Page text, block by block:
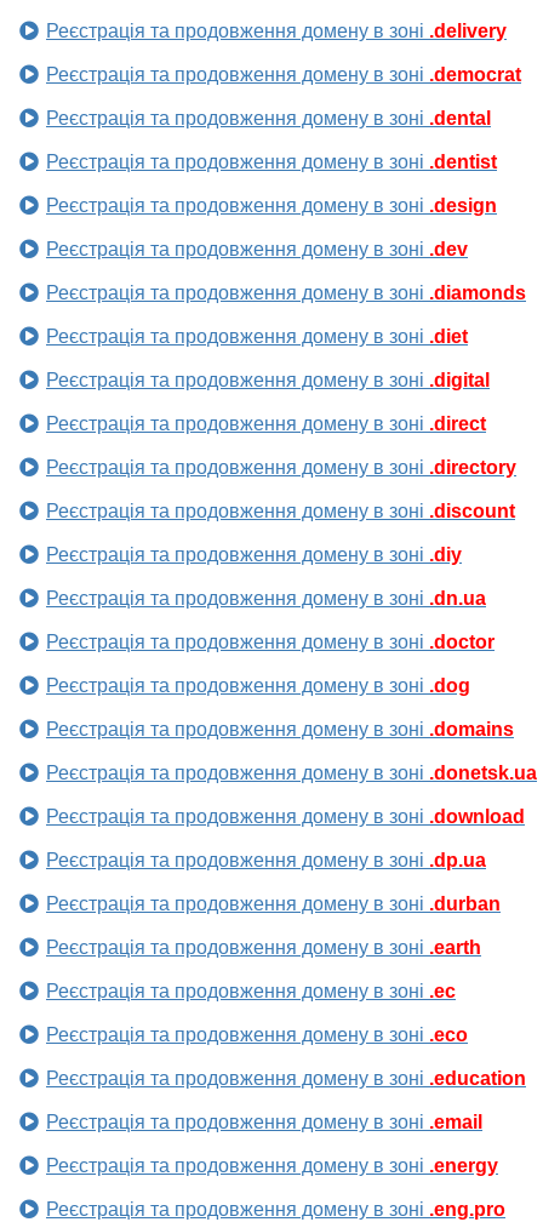
Реєстрація та продовження домену в зоні .delivery
Реєстрація та продовження домену в зоні .democrat
Реєстрація та продовження домену в зоні .dental
Реєстрація та продовження домену в зоні .dentist
Реєстрація та продовження домену в зоні .design
Реєстрація та продовження домену в зоні .dev
Реєстрація та продовження домену в зоні .diamonds
Реєстрація та продовження домену в зоні .diet
Реєстрація та продовження домену в зоні .digital
Реєстрація та продовження домену в зоні .direct
Реєстрація та продовження домену в зоні .directory
Реєстрація та продовження домену в зоні .discount
Реєстрація та продовження домену в зоні .diy
Реєстрація та продовження домену в зоні .dn.ua
Реєстрація та продовження домену в зоні .doctor
Реєстрація та продовження домену в зоні .dog
Реєстрація та продовження домену в зоні .domains
Реєстрація та продовження домену в зоні .donetsk.ua
Реєстрація та продовження домену в зоні .download
Реєстрація та продовження домену в зоні .dp.ua
Реєстрація та продовження домену в зоні .durban
Реєстрація та продовження домену в зоні .earth
Реєстрація та продовження домену в зоні .ec
Реєстрація та продовження домену в зоні .eco
Реєстрація та продовження домену в зоні .education
Реєстрація та продовження домену в зоні .email
Реєстрація та продовження домену в зоні .energy
Реєстрація та продовження домену в зоні .eng.pro